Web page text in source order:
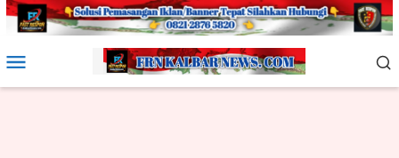
Loncat
Mobile